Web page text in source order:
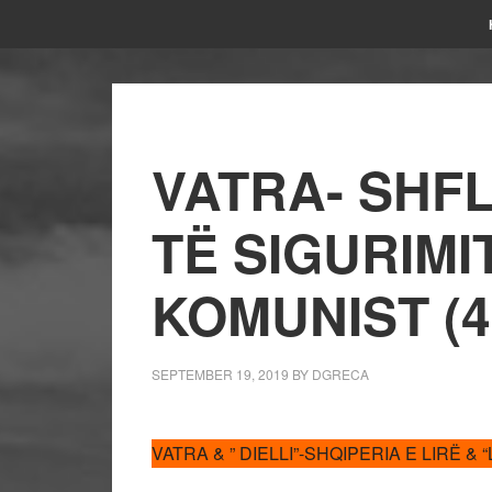
VATRA-
TË
KOMUNIST
SEPTEMBER 19, 2019 BY DGRECA
VATRA & ” DIELLI”-SHQIPERIA E LIRË &